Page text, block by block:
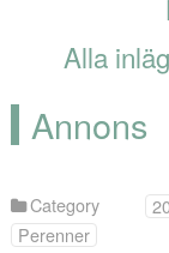
Alla
Annons
Category
Perenner